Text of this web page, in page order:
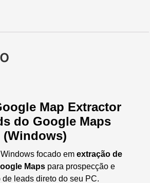
Map Extractor
do Google Maps
(Windows)
focado em extração de
Maps para prospecção e
de leads direto do seu PC.